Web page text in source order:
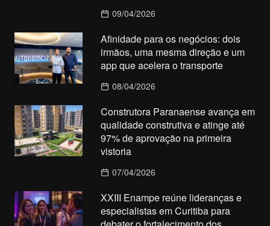
09/04/2026
Afinidade para os negócios: dois
irmãos, uma mesma direção e um
app que acelera o transporte
08/04/2026
Construtora Paranaense avança em
qualidade construtiva e atinge até
97% de aprovação na primeira
vistoria
07/04/2026
XXIII Enampe reúne lideranças e
especialistas em Curitiba para